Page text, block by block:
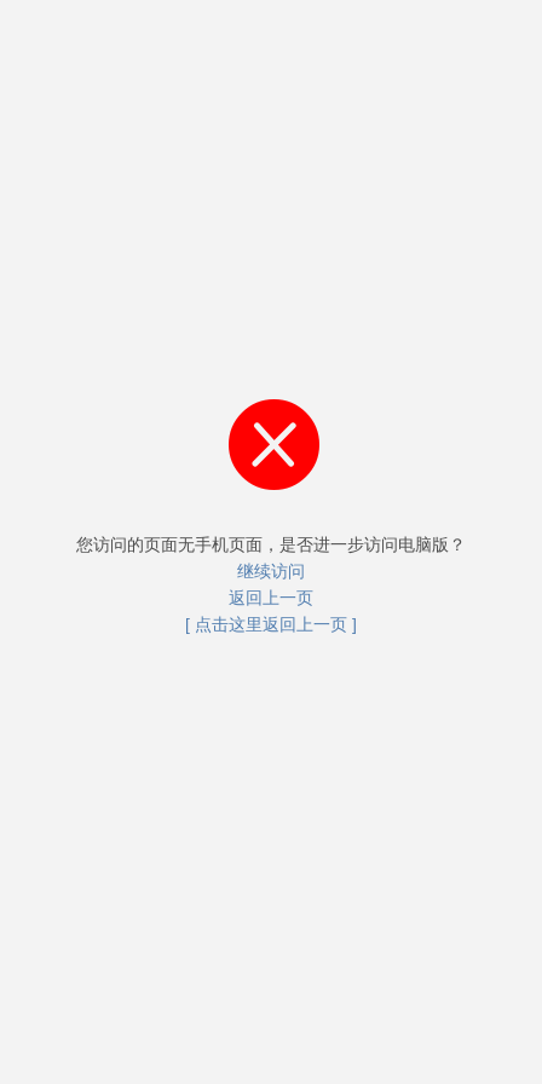
您访问的页面无手机页面，是否进一步访问电脑版？
继续访问
返回上一页
[ 点击这里返回上一页 ]